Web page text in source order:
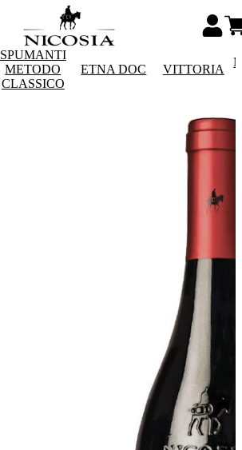
SPUMANTI
METODO
CLASSICO
ETNA DOC VITTORIA